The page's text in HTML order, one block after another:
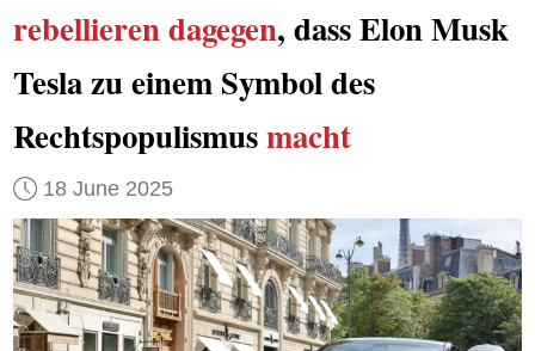
rebellieren dagegen, dass Elon Musk
Tesla zu einem Symbol des
Rechtspopulismusmacht
18 June 2025